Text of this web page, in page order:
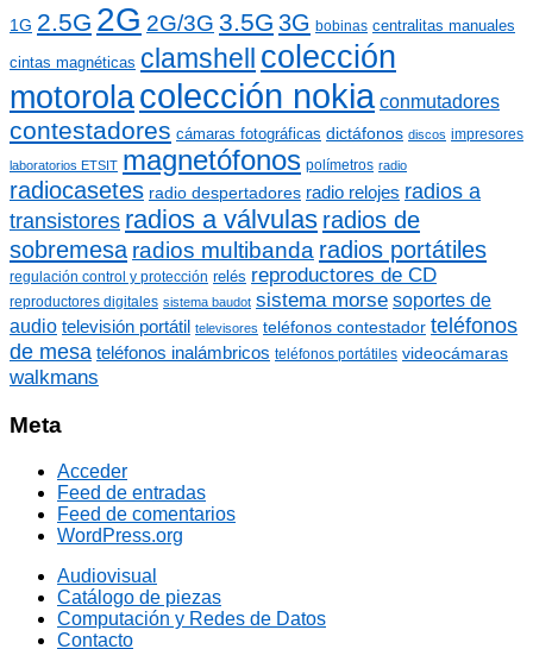
s
r1G 2.5G 2G 2G/3G 3.5G 3G bobinas centralitas manuales
cintas magnéticas clamshell
colección
motorolacolección nokia conmutadores
contestadores cámaras fotográficas dictáfonos discos impresores
laboratorios ETSIT magnetófonos polímetros radio
radiocasetes radio despertadores radio relojes radios a
transistores radios a válvulas radios de
sobremesa radios multibanda radios portátiles
regulación control y protección relés reproductores de CD
reproductores digitales sistema baudot sistema morse soportes de
audio televisión portátil televisores teléfonos contestador teléfonos
de mesa teléfonos inalámbricos teléfonos portátiles videocámaras
walkmans
Meta
Acceder
Feed de entradas
Feed de comentarios
WordPress.org
Audiovisual
Catálogo de piezas
Computación y Redes de Datos
Contacto